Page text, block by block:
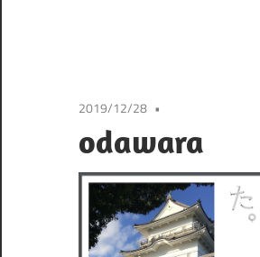
プ
2019/12/28
odawara